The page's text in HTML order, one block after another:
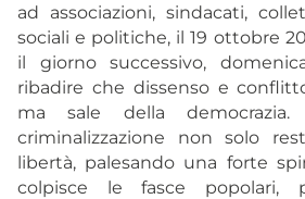
ad associazioni, sindacati,
sociali e politiche, il 19 ottobre
il giorno successivo,
ribadire che dissenso e
ma sale della
criminalizzazione non solo
libertà, palesando una forte
colpisce le fasce popolari,